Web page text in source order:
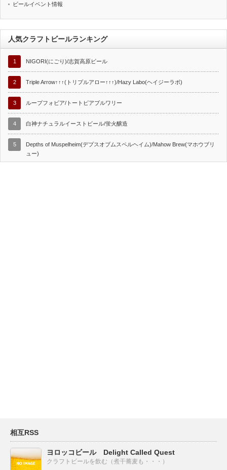
ビールイベント情報
人気クラフトビールランキング
1 NIGORI(にごり)/志賀高原ビール
2 Triple Arrow↑↑↑(トリプルアロー↑↑↑)/Hazy Labo(ヘイジーラボ)
3 ループフォビア/トートピアブルワリー
4 白神ナチュラルイーストビール/蛍火醸造
5
Depths of Muspelheim(デプスオブムスペルヘイム)/Mahow Brew(マホウブリ
ュー)
相互RSS
ヨロッコビール Delight Called Quest
クラフトビールを飲む（煮干蕎麦も・・・）